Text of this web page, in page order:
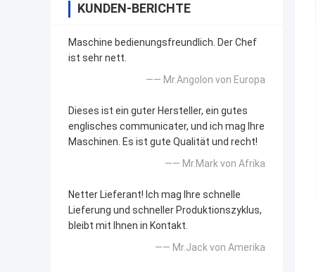
KUNDEN-BERICHTE
Maschine bedienungsfreundlich. Der Chef
ist sehr nett.
—— Mr.Angolon von Europa
Dieses ist ein guter Hersteller, ein gutes
englisches communicater, und ich mag Ihre
Maschinen. Es ist gute Qualität und recht!
—— Mr.Mark von Afrika
Netter Lieferant! Ich mag Ihre schnelle
Lieferung und schneller Produktionszyklus,
bleibt mit Ihnen in Kontakt.
—— Mr.Jack von Amerika